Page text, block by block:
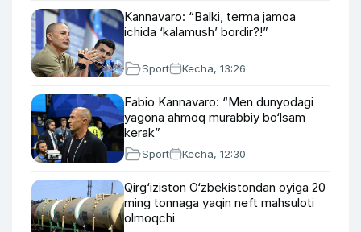
Kannavaro: “Balki, terma jamoa
ichida ‘kalamush’ bordir?!”
Sport Kecha, 13:26
Fabio Kannavaro: “Men dunyodagi
yagona ahmoq murabbiy bo‘lsam
kerak”
Sport Kecha, 12:30
Qirg‘iziston O‘zbekistondan oyiga 20
ming tonnaga yaqin neft mahsuloti
olmoqchi